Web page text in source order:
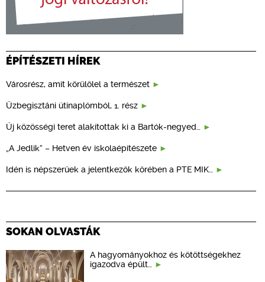
ÉPÍTÉSZETI HÍREK
Városrész, amit körülölel a természet
Üzbegisztáni útinaplómból, 1. rész
Új közösségi teret alakítottak ki a Bartók-negyed…
„A Jedlik” – Hetven év iskolaépítészete
Idén is népszerűek a jelentkezők körében a PTE MIK…
SOKAN OLVASTÁK
A hagyományokhoz és kötöttségekhez
igazodva épült…